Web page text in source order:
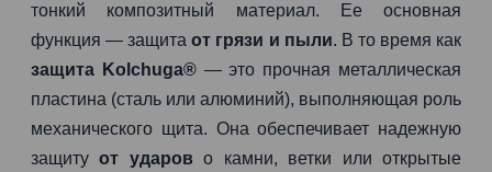
тонкий композитный материал. Ее основная
функция — защитаот грязи и пыли. В то время как
защита Kolchuga®— это прочная металлическая
пластина (сталь или алюминий), выполняющая роль
механического щита. Она обеспечивает надежную
защитуот ударов о камни, ветки или открытые